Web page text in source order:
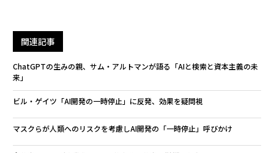
関連記事
ChatGPTの生みの親、サム・アルトマンが語る「AIと検索と資本主義の未
来」
ビル・ゲイツ「AI開発の一時停止」に反発、効果を疑問視
マスクらが人類へのリスクを考慮しAI開発の「一時停止」呼びかけ